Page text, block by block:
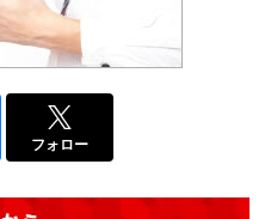
フォロー